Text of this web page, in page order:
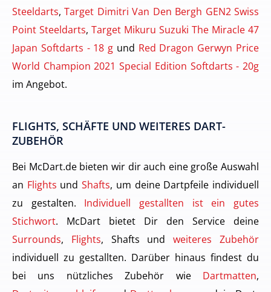
Steeldarts,Target Dimitri Van Den Bergh GEN2 Swiss
Point Steeldarts, Target Mikuru Suzuki The Miracle 47
Japan Softdarts - 18 g und Red Dragon Gerwyn Price
World Champion 2021 Special Edition Softdarts - 20g
im Angebot.
FLIGHTS, SCHÄFTE UND WEITERES DART-
ZUBEHÖR
Bei McDart.de bieten wir dir auch eine große Auswahl
an Flights undShafts, um deine Dartpfeile individuell
zu gestalten. Individuell gestallten ist ein gutes
Stichwort. McDart bietet Dir den Service deine
Surrounds, Flights, Shafts undweiteres Zubehör
individuell zu gestallten. Darüber hinaus findest du
bei uns nützliches Zubehör wie Dartmatten,